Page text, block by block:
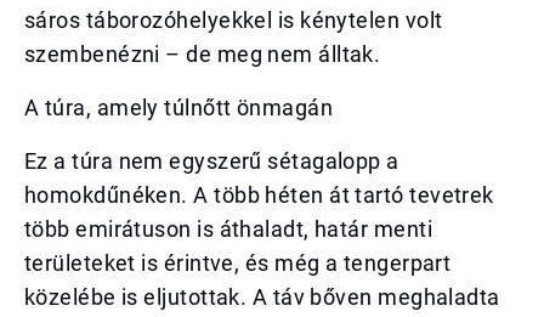
sáros táborozóhelyekkel is kénytelen volt
szembenézni – de meg nem álltak.
A túra, amely túlnőtt önmagán
Ez a túra nem egyszerű sétagalopp a
homokdűnéken. A több héten át tartó tevetrek
több emirátuson is áthaladt, határ menti
területeket is érintve, és még a tengerpart
közelébe is eljutottak. A táv bőven meghaladta